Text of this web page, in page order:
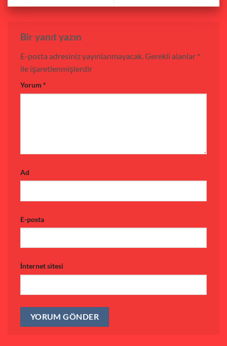
Bir yanıt yazın
E-posta adresiniz yayınlanmayacak.Gerekli alanlar *
ile işaretlenmişlerdir
Yorum *
Ad
E-posta
İnternet sitesi